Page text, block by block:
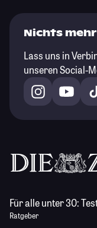
Nichts
Lass uns in
unseren Social-
Für alle unter 30:
Ratgeber